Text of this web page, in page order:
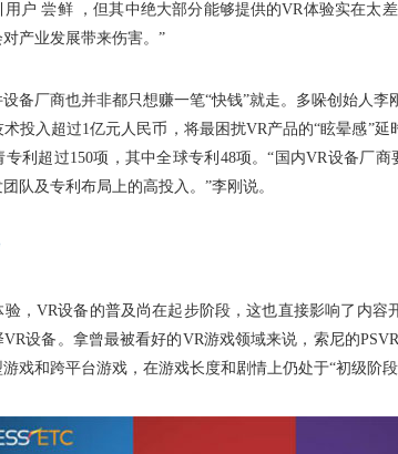
户 尝鲜 ，但其中绝大部分能够提供的VR体验实在太
产业发展带来伤害。”
厂商也并非都只想赚一笔“快钱”就走。多哚创始人李
投入超过1亿元人民币，将最困扰VR产品的“眩晕感”
利超过150项，其中全球专利48项。“国内VR设备厂
队及专利布局上的高投入。”李刚说。
VR设备的普及尚在起步阶段，这也直接影响了内容
设备。拿曾最被看好的VR游戏领域来说，索尼的
戏和跨平台游戏，在游戏长度和剧情上仍处于“初级阶段